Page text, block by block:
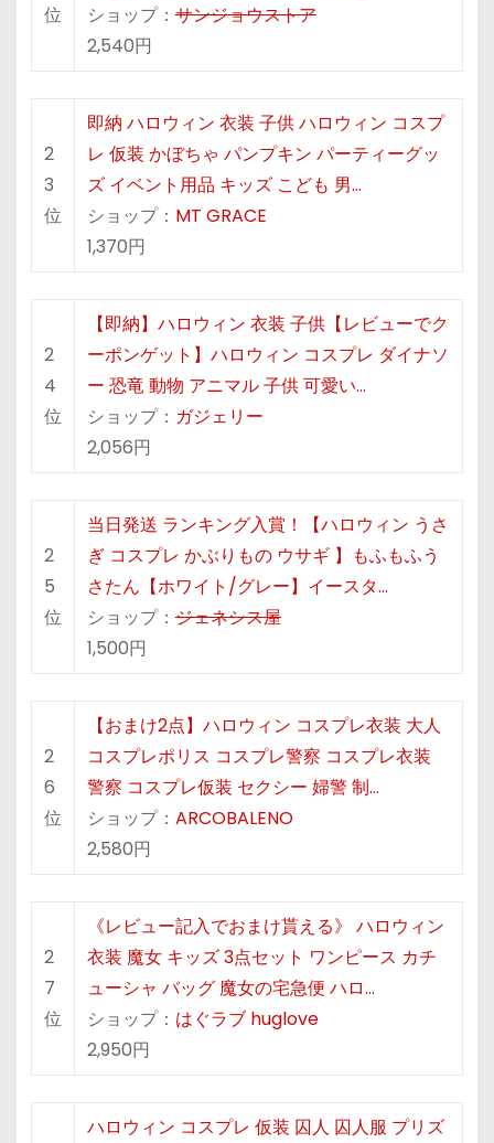
位
ショップ：サンジョウストア
2,540円
2
3
位
即納 ハロウィン 衣装 子供 ハロウィン コスプ
レ 仮装 かぼちゃ パンプキン パーティーグッ
ズ イベント用品 キッズ こども 男…
ショップ： MT GRACE
1,370円
2
4
位
【即納】ハロウィン 衣装 子供【レビューでク
ーポンゲット】ハロウィン コスプレ ダイナソ
ー 恐竜 動物 アニマル 子供 可愛い…
ショップ： ガジェリー
2,056円
2
5
位
当日発送 ランキング入賞！【ハロウィン うさ
ぎ コスプレ かぶりもの ウサギ 】もふもふう
さたん【ホワイト/グレー】イースタ…
ショップ：ジェネシス屋
1,500円
2
6
位
【おまけ2点】ハロウィン コスプレ衣装 大人
コスプレポリス コスプレ警察 コスプレ衣装
警察 コスプレ仮装 セクシー 婦警 制…
ショップ： ARCOBALENO
2,580円
2
7
位
《レビュー記入でおまけ貰える》 ハロウィン
衣装 魔女 キッズ 3点セット ワンピース カチ
ューシャ バッグ 魔女の宅急便 ハロ…
ショップ： はぐラブ huglove
2,950円
ハロウィン コスプレ 仮装 囚人 囚人服 プリズ